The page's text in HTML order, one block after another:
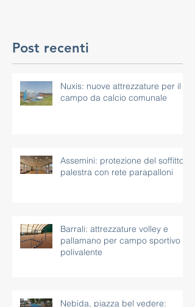
Post recenti
Nuxis: nuove attrezzature per il
campo da calcio comunale
Assemini: protezione del soffitto
palestra con rete parapalloni
Barrali: attrezzature volley e
pallamano per campo sportivo
polivalente
Nebida, piazza bel vedere: